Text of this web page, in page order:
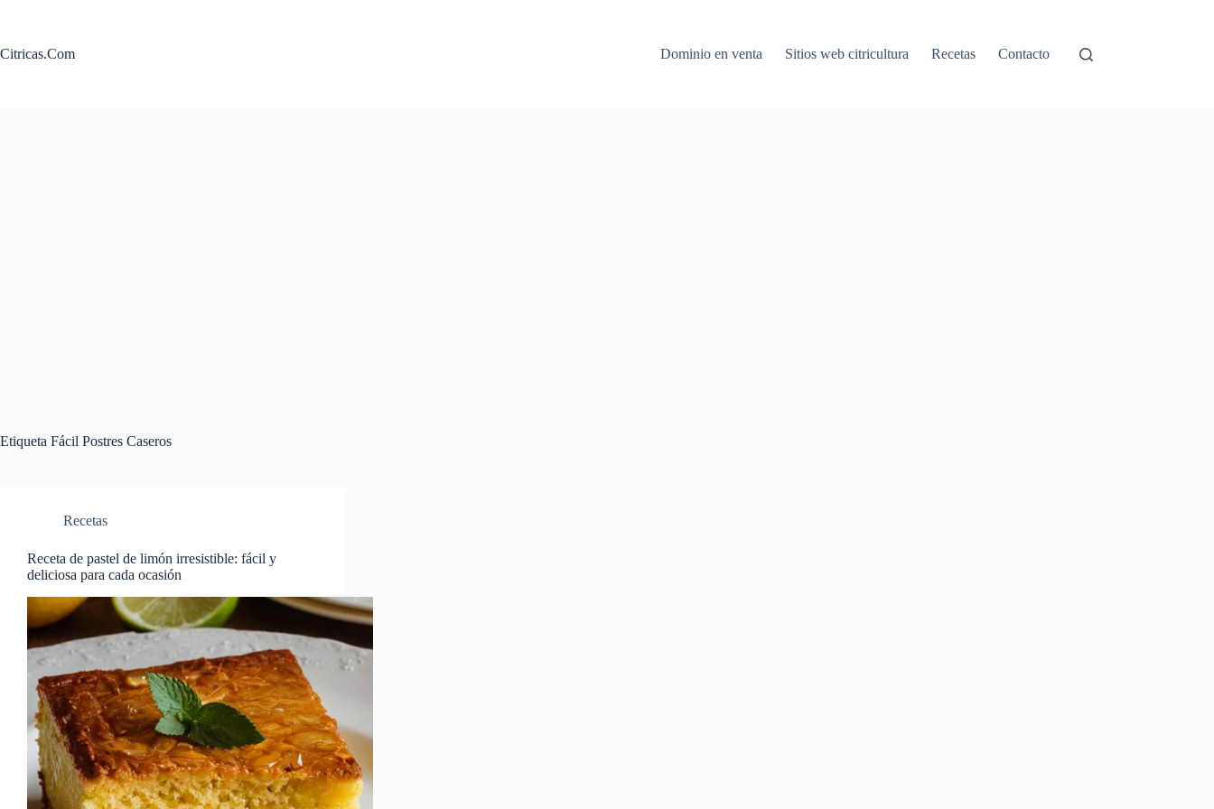
Citricas.Com
Dominio en venta Sitios web citricultura Recetas Contacto
Etiqueta Fácil Postres Caseros
Recetas
Receta de pastel de limón irresistible: fácil y
deliciosa para cada ocasión